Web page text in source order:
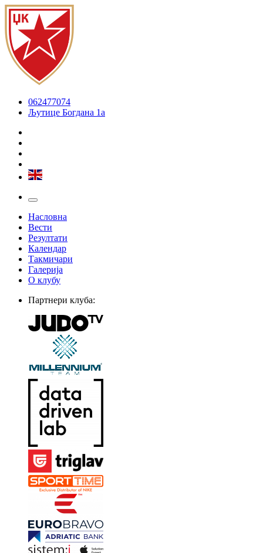
062477074
Љутице Богдана 1а
Насловна
Вести
Резултати
Календар
Такмичари
Галерија
О клубу
Партнери клуба: